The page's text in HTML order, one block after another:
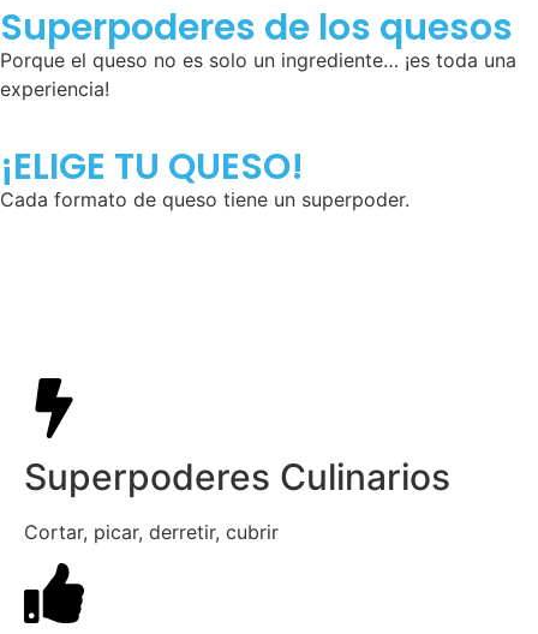
Superpoderes de los quesos
Porque el queso no es solo un ingrediente… ¡es toda una
experiencia!
¡ELIGE TU QUESO!
Cada formato de queso tiene un superpoder.
Superpoderes Culinarios
Cortar, picar, derretir, cubrir